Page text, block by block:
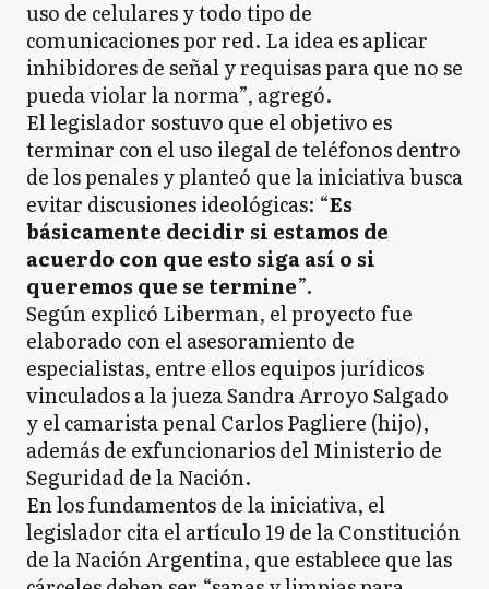
uso de celulares y todo tipo de
comunicaciones por red. La idea es aplicar
inhibidores de señal y requisas para que no se
pueda violar la norma”, agregó.
El legislador sostuvo que el objetivo es
terminar con el uso ilegal de teléfonos dentro
de los penales y planteó que la iniciativa busca
evitar discusiones ideológicas: “Es
básicamente decidir si estamos de
acuerdo con que esto siga así o si
queremos que se termine”.
Según explicó Liberman, el proyecto fue
elaborado con el asesoramiento de
especialistas, entre ellos equipos jurídicos
vinculados a la jueza Sandra Arroyo Salgado
y el camarista penal Carlos Pagliere (hijo),
además de exfuncionarios del Ministerio de
Seguridad de la Nación.
En los fundamentos de la iniciativa, el
legislador cita el artículo 19 de la Constitución
de la Nación Argentina, que establece que las